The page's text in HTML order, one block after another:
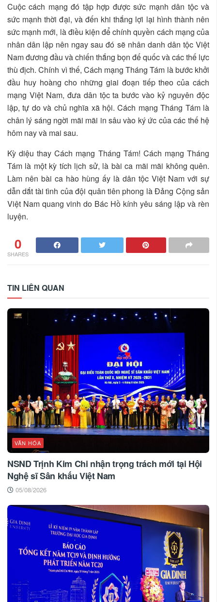
Cuộc cách mạng đó tập hợp được sức mạnh dân tộc và
sức mạnh thời đại, và đến khi thắng lợi lại hình thành nên
sức mạnh mới, là điều kiện để chính quyền cách mạng của
nhân dân lập nên ngay sau đó sẽ nhân danh dân tộc Việt
Nam đương đầu và chiến thắng bọn đế quốc và các thế lực
thù địch. Chính vì thế, Cách mạng Tháng Tám là bước khởi
đầu huy hoàng cho những giai đoạn tiếp theo của cách
mạng Việt Nam, đưa dân tộc ta bước vào kỷ nguyên độc
lập, tự do và chủ nghĩa xã hội. Cách mạng Tháng Tám là
chân lý sáng ngời mãi mãi in sâu vào ký ức của các thế hệ
hôm nay và mai sau.
Kỳ diệu thay Cách mạng Tháng Tám! Cách mạng Tháng
Tám là một kỳ tích lịch sử, là bài ca mãi mãi không quên.
Làm nên bài ca hào hùng ấy là dân tộc Việt Nam với sự
dẫn dắt tài tình của đội quân tiên phong là Đảng Cộng sản
Việt Nam quang vinh do Bác Hồ kính yêu sáng lập và rèn
luyện.
0
SHARES
TIN LIÊN QUAN
VĂN HÓA
NSND Trịnh Kim Chi nhận trọng trách mới tại Hội
Nghệ sĩ Sân khấu Việt Nam
05/08/2026